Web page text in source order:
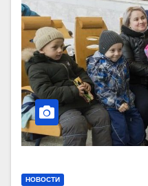
НОВОСТИ